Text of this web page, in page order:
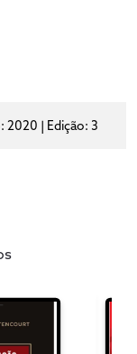
2020 | Edição: 3